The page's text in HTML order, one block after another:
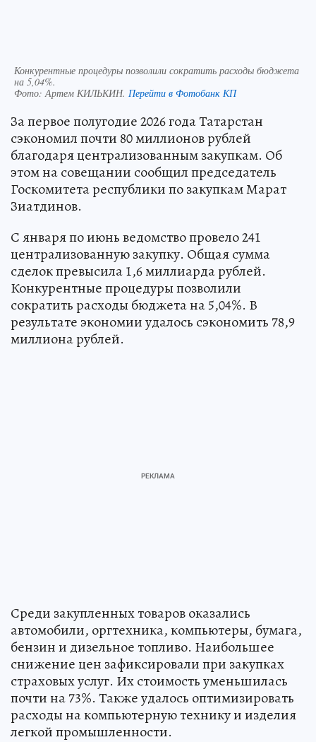
Конкурентные процедуры позволили сократить расходы бюджета
на 5,04%.
Фото:Артем КИЛЬКИН. Перейти в Фотобанк КП
За первое полугодие 2026 года Татарстан
сэкономил почти 80 миллионов рублей
благодаря централизованным закупкам. Об
этом на совещании сообщил председатель
Госкомитета республики по закупкам Марат
Зиатдинов.
С января по июнь ведомство провело 241
централизованную закупку. Общая сумма
сделок превысила 1,6 миллиарда рублей.
Конкурентные процедуры позволили
сократить расходы бюджета на 5,04%. В
результате экономии удалось сэкономить 78,9
миллиона рублей.
Среди закупленных товаров оказались
автомобили, оргтехника, компьютеры, бумага,
бензин и дизельное топливо. Наибольшее
снижение цен зафиксировали при закупках
страховых услуг. Их стоимость уменьшилась
почти на 73%. Также удалось оптимизировать
расходы на компьютерную технику и изделия
легкой промышленности.